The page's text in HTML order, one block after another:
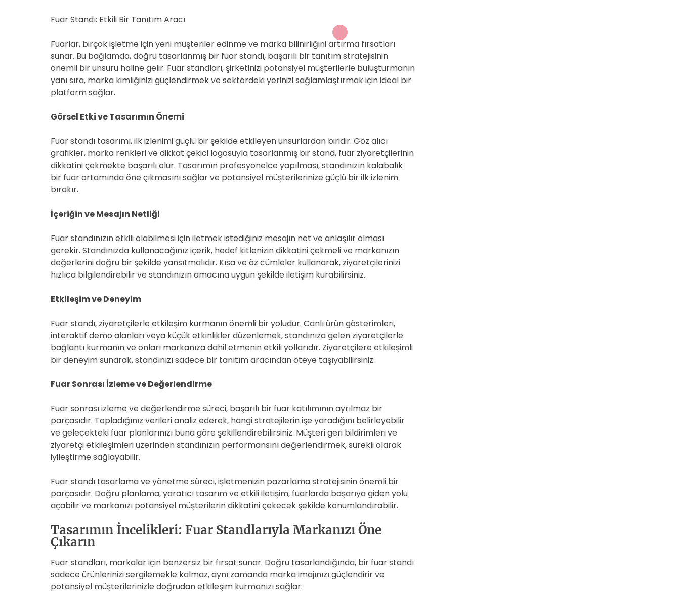
Fuar Standı: Etkili Bir Tanıtım Aracı
Fuarlar, birçok işletme için yeni müşteriler edinme ve marka bilinirliğini artırma fırsatları
sunar. Bu bağlamda, doğru tasarlanmış bir fuar standı, başarılı bir tanıtım stratejisinin
önemli bir unsuru haline gelir. Fuar standları, şirketinizi potansiyel müşterilerle buluşturmanın
yanı sıra, marka kimliğinizi güçlendirmek ve sektördeki yerinizi sağlamlaştırmak için ideal bir
platform sağlar.
Görsel Etki ve Tasarımın Önemi
Fuar standı tasarımı, ilk izlenimi güçlü bir şekilde etkileyen unsurlardan biridir. Göz alıcı
grafikler, marka renkleri ve dikkat çekici logosuyla tasarlanmış bir stand, fuar ziyaretçilerinin
dikkatini çekmekte başarılı olur. Tasarımın profesyonelce yapılması, standınızın kalabalık
bir fuar ortamında öne çıkmasını sağlar ve potansiyel müşterilerinize güçlü bir ilk izlenim
bırakır.
İçeriğin ve Mesajın Netliği
Fuar standınızın etkili olabilmesi için iletmek istediğiniz mesajın net ve anlaşılır olması
gerekir. Standınızda kullanacağınız içerik, hedef kitlenizin dikkatini çekmeli ve markanızın
değerlerini doğru bir şekilde yansıtmalıdır. Kısa ve öz cümleler kullanarak, ziyaretçilerinizi
hızlıca bilgilendirebilir ve standınızın amacına uygun şekilde iletişim kurabilirsiniz.
Etkileşim ve Deneyim
Fuar standı, ziyaretçilerle etkileşim kurmanın önemli bir yoludur. Canlı ürün gösterimleri,
interaktif demo alanları veya küçük etkinlikler düzenlemek, standınıza gelen ziyaretçilerle
bağlantı kurmanın ve onları markanıza dahil etmenin etkili yollarıdır. Ziyaretçilere etkileşimli
bir deneyim sunarak, standınızı sadece bir tanıtım aracından öteye taşıyabilirsiniz.
Fuar Sonrası İzleme ve Değerlendirme
Fuar sonrası izleme ve değerlendirme süreci, başarılı bir fuar katılımının ayrılmaz bir
parçasıdır. Topladığınız verileri analiz ederek, hangi stratejilerin işe yaradığını belirleyebilir
ve gelecekteki fuar planlarınızı buna göre şekillendirebilirsiniz. Müşteri geri bildirimleri ve
ziyaretçi etkileşimleri üzerinden standınızın performansını değerlendirmek, sürekli olarak
iyileştirme sağlayabilir.
Fuar standı tasarlama ve yönetme süreci, işletmenizin pazarlama stratejisinin önemli bir
parçasıdır. Doğru planlama, yaratıcı tasarım ve etkili iletişim, fuarlarda başarıya giden yolu
açabilir ve markanızı potansiyel müşterilerin dikkatini çekecek şekilde konumlandırabilir.
Tasarımın İncelikleri: Fuar Standlarıyla Markanızı Öne
Çıkarın
Fuar standları, markalar için benzersiz bir fırsat sunar. Doğru tasarlandığında, bir fuar standı
sadece ürünlerinizi sergilemekle kalmaz, aynı zamanda marka imajınızı güçlendirir ve
potansiyel müşterilerinizle doğrudan etkileşim kurmanızı sağlar.